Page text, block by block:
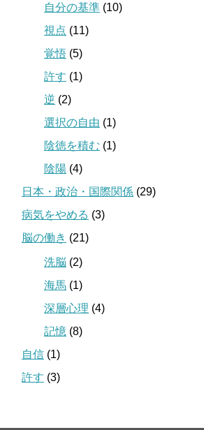
自分の基準 (10)
視点 (11)
覚悟 (5)
許す (1)
逆 (2)
選択の自由 (1)
陰徳を積む (1)
陰陽 (4)
日本・政治・国際関係 (29)
病気をやめる (3)
脳の働き (21)
洗脳 (2)
海馬 (1)
深層心理 (4)
記憶 (8)
自信 (1)
許す (3)